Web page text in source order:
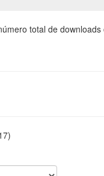
total de